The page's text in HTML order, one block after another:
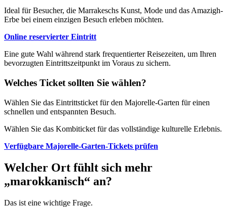
Ideal für Besucher, die Marrakeschs Kunst, Mode und das Amazigh-
Erbe bei einem einzigen Besuch erleben möchten.
Online reservierter Eintritt
Eine gute Wahl während stark frequentierter Reisezeiten, um Ihren
bevorzugten Eintrittszeitpunkt im Voraus zu sichern.
Welches Ticket sollten Sie wählen?
Wählen Sie das Eintrittsticket für den Majorelle-Garten für einen
schnellen und entspannten Besuch.
Wählen Sie das Kombiticket für das vollständige kulturelle Erlebnis.
Verfügbare Majorelle-Garten-Tickets prüfen
Welcher Ort fühlt sich mehr
„marokkanisch“ an?
Das ist eine wichtige Frage.